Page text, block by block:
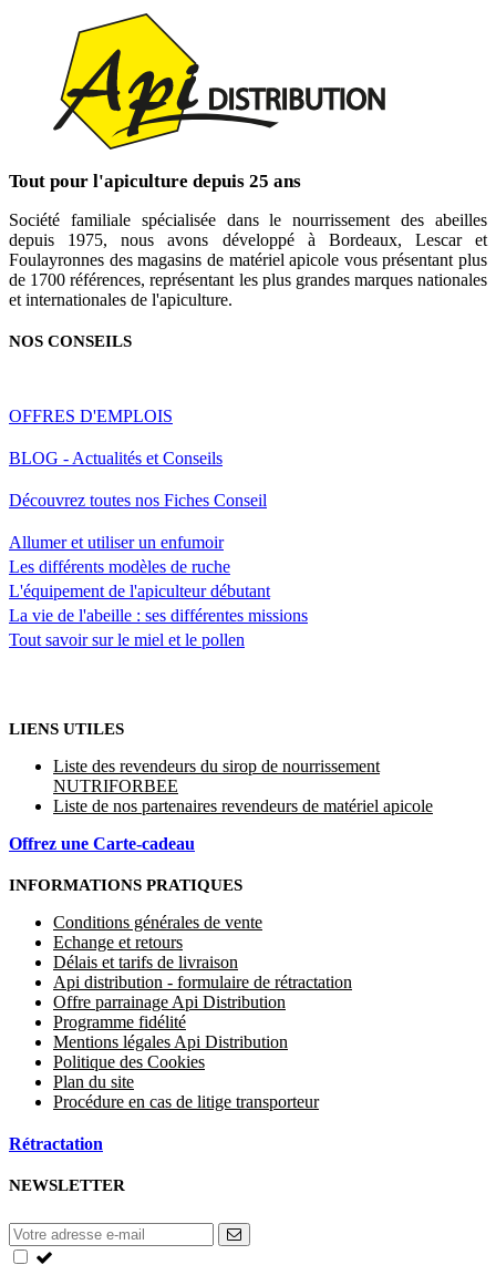
Tout pour l'apiculture depuis 25 ans
Société familiale spécialisée dans le nourrissement des abeilles
depuis 1975, nous avons développé à Bordeaux, Lescar et
Foulayronnes des magasins de matériel apicole vous présentant plus
de 1700 références, représentant les plus grandes marques nationales
et internationales de l'apiculture.
NOS CONSEILS
OFFRES D'EMPLOIS
BLOG - Actualités et Conseils
Découvrez toutes nos Fiches Conseil
Allumer et utiliser un enfumoir
Les différents modèles de ruche
L'équipement de l'apiculteur débutant
La vie de l'abeille : ses différentes missions
Tout savoir sur le miel et le pollen
LIENS UTILES
Liste des revendeurs du sirop de nourrissement
NUTRIFORBEE
Liste de nos partenaires revendeurs de matériel apicole
Offrez une Carte-cadeau
INFORMATIONS PRATIQUES
Conditions générales de vente
Echange et retours
Délais et tarifs de livraison
Api distribution - formulaire de rétractation
Offre parrainage Api Distribution
Programme fidélité
Mentions légales Api Distribution
Politique des Cookies
Plan du site
Procédure en cas de litige transporteur
Rétractation
NEWSLETTER